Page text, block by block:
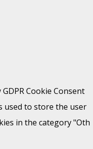
Cookie Consent
used to store the user
in the category "Oth